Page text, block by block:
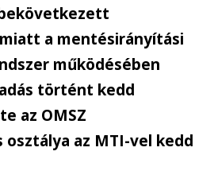
a mentésirányítási
működésében
történt kedd
az OMSZ
osztálya az MTI-vel kedd